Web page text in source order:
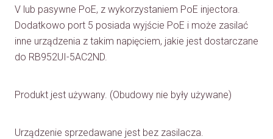
V lub pasywne PoE, z wykorzystaniem PoE injectora.
Dodatkowo port 5 posiada wyjście PoE i może zasilać
inne urządzenia z takim napięciem, jakie jest dostarczane
do RB952UI-5AC2ND.
Produkt jest używany. (Obudowy nie były używane)
Urządzenie sprzedawane jest bez zasilacza.